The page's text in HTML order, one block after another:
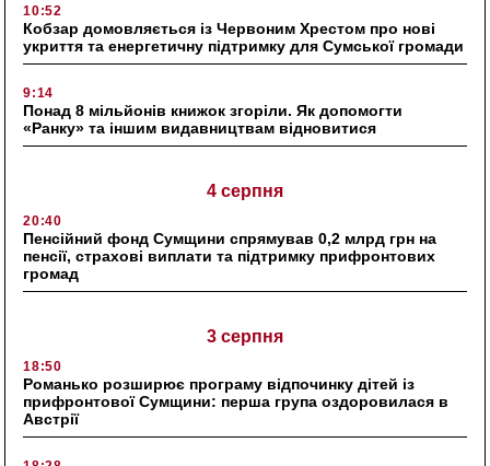
10:52
Кобзар домовляється із Червоним Хрестом про нові
укриття та енергетичну підтримку для Сумської громади
9:14
Понад 8 мільйонів книжок згоріли. Як допомогти
«Ранку» та іншим видавництвам відновитися
4 серпня
20:40
Пенсійний фонд Сумщини спрямував 0,2 млрд грн на
пенсії, страхові виплати та підтримку прифронтових
громад
3 серпня
18:50
Романько розширює програму відпочинку дітей із
прифронтової Сумщини: перша група оздоровилася в
Австрії